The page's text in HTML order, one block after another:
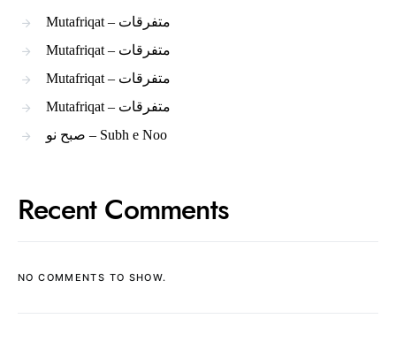
Mutafriqat – متفرقات
Mutafriqat – متفرقات
Mutafriqat – متفرقات
Mutafriqat – متفرقات
صبح نو – Subh e Noo
Recent Comments
NO COMMENTS TO SHOW.